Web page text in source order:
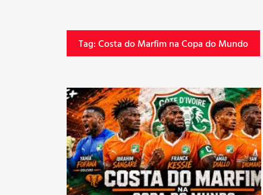
Tag: Costa do Marfim na Copa do Mundo